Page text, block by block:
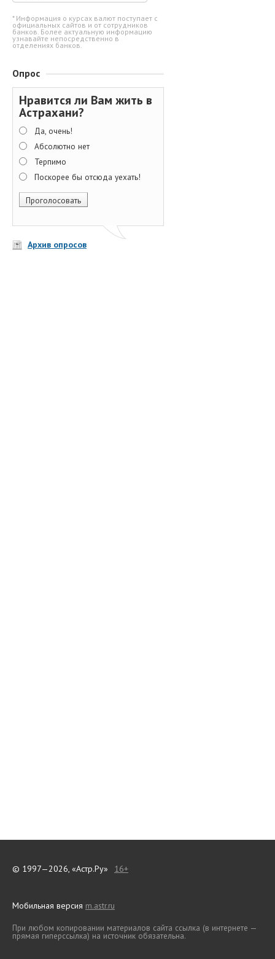
* Информация о курсах валют поступает с
официальных сайтов и от сотрудников
банков. Более актуальную информацию
узнавайте непосредственно в
отделениях банков.
Опрос
Нравится ли Вам жить в
Астрахани?
Да, очень!
Абсолютно нет
Терпимо
Поскорее бы отсюда уехать!
Архив опросов
© 1997—2026, «Астр.Ру» 16+
Мобильная версия m.astr.ru
При любом копировании материалов сайта ссылка (в интернете —
прямая гиперссылка) на источник обязательна.